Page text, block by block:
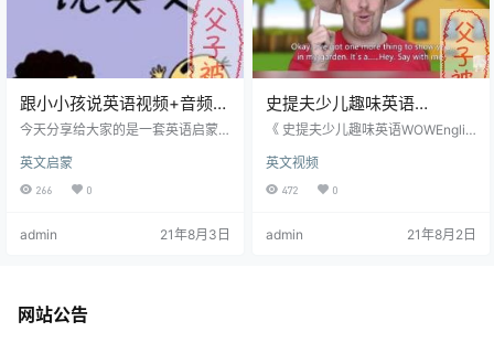
跟小小孩说英语视频+音频
+电子书
今天分享给大家的是一套英语启蒙
括6本PDF、视频和mp3，适合年龄
0-6岁。 推荐理由 《跟小小孩说英
学习中所能接触到的语言环境，分
口说英文，让孩子对英文不陌生、
不害怕，爸爸妈妈可以与孩子共同
英文启蒙
266 0
admin 21年8月3日
史提夫少儿趣味英语
WOWEnglishTV 英语动画
《 史提夫少儿趣味英语WOWEnglis
蒙教学课程，无厘头的剧情可以把
日常生活英语很好的呈现给孩子，
点最适合母语不是英语的孩子。单
英文视频
472 0
admin 21年8月2日
网站公告